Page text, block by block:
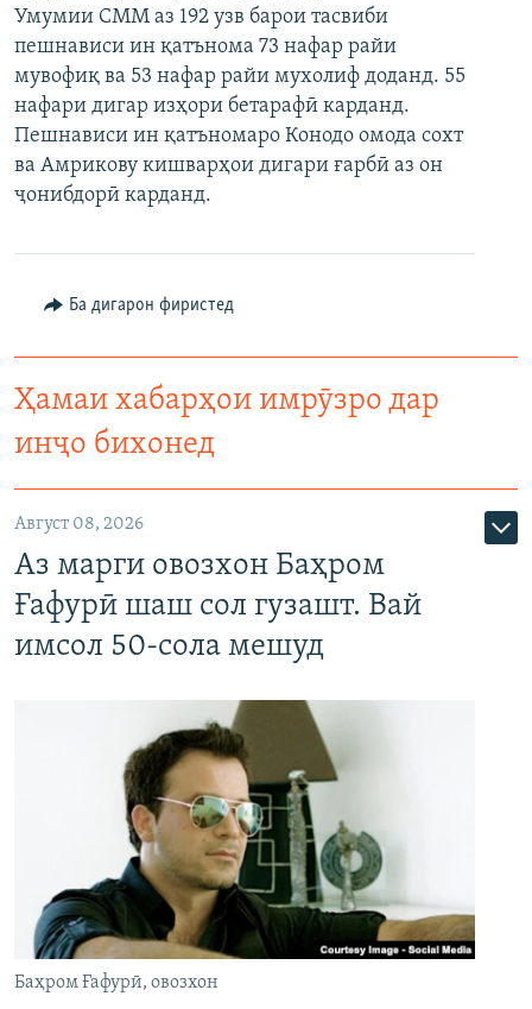
ГУЗОРИШҲОИ РАДИОӢ
Русский
ПАЙГИРӢ КУНЕД
Умумии СММ аз 192 узв барои тасвиби
пешнависи ин қатънома 73 нафар райи
мувофиқ ва 53 нафар райи мухолиф доданд. 55
нафари дигар изҳори бетарафӣ карданд.
Пешнависи ин қатъномаро Конодо омода сохт
ва Амрикову кишварҳои дигари ғарбӣ аз он
ҷонибдорӣ карданд.
Ба дигарон фиристед
Ҳамаи хабарҳои имрӯзро дар
инҷо бихонед
Август 08, 2026
Аз марги овозхон Баҳром
Ғафурӣ шаш сол гузашт. Вай
имсол 50-сола мешуд
Баҳром Ғафурӣ, овозхон